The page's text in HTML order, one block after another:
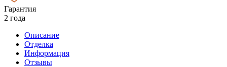
Гарантия
2 года
Описание
Отделка
Информация
Отзывы